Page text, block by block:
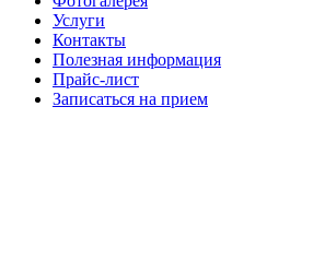
Услуги
Контакты
Полезная информация
Прайс-лист
Записаться на прием